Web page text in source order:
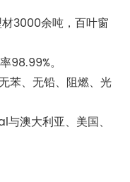
3000余吨，百叶窗
98.99%。
苯、无铅、阻燃、光
澳大利亚、美国、